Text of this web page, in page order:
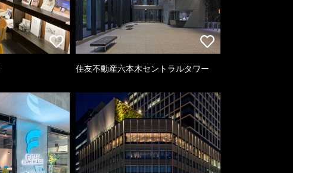
住友不動産六本木セントラルタワー